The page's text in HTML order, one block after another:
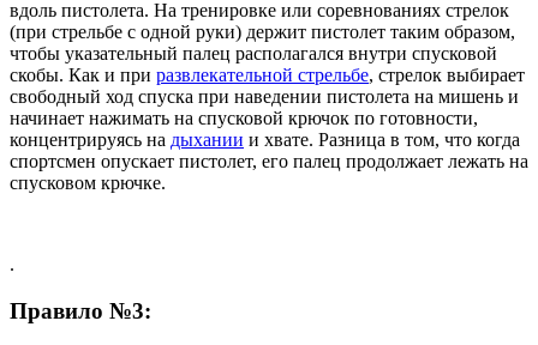
вдоль пистолета. На тренировке или соревнованиях стрелок
(при стрельбе с одной руки) держит пистолет таким образом,
чтобы указательный палец располагался внутри спусковой
скобы. Как и при развлекательной стрельбе, стрелок выбирает
свободный ход спуска при наведении пистолета на мишень и
начинает нажимать на спусковой крючок по готовности,
концентрируясь на дыхании и хвате. Разница в том, что когда
спортсмен опускает пистолет, его палец продолжает лежать на
спусковом крючке.
.
Правило №3: